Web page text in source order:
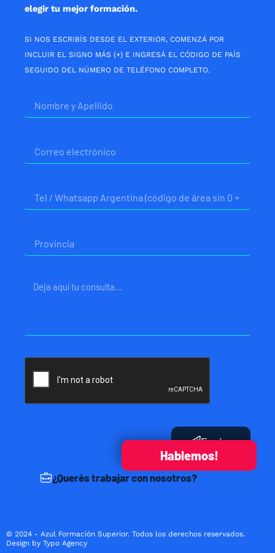
Hablemos!
¿Querés trabajar con nosotros?
elegir tu mejor formación.
SI NOS ESCRIBÍS DESDE EL EXTERIOR, COMENZÁ POR
INCLUIR EL SIGNO MÁS (+) E INGRESÁ EL CÓDIGO DE PAÍS
SEGUIDO DEL NÚMERO DE TELÉFONO COMPLETO.
electrónico
Mensaje
Enviar
© 2024 - Azul Formación Superior. Todos los derechos reservados.
Design by Typo Agency